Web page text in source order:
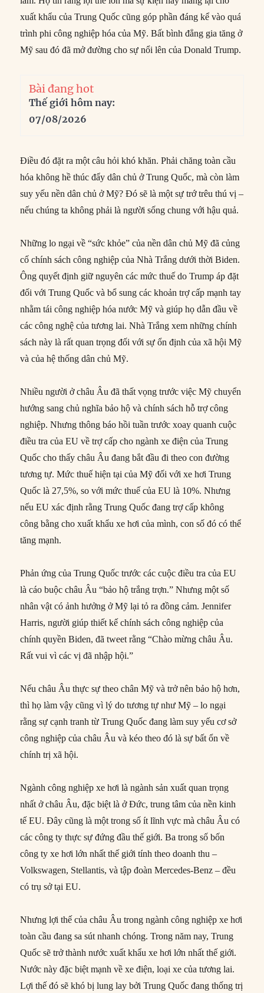
xuất khẩu của Trung Quốc cũng góp phần đáng kể vào quá
trình phi công nghiệp hóa của Mỹ. Bất bình đẳng gia tăng ở
Mỹ sau đó đã mở đường cho sự nổi lên của Donald Trump.
Bài đang hot
Thế giới hôm nay:
07/08/2026
Điều đó đặt ra một câu hỏi khó khăn. Phải chăng toàn cầu
hóa không hề thúc đẩy dân chủ ở Trung Quốc, mà còn làm
suy yếu nền dân chủ ở Mỹ? Đó sẽ là một sự trớ trêu thú vị –
nếu chúng ta không phải là người sống chung với hậu quả.
Những lo ngại về “sức khỏe” của nền dân chủ Mỹ đã củng
cố chính sách công nghiệp của Nhà Trắng dưới thời Biden.
Ông quyết định giữ nguyên các mức thuế do Trump áp đặt
đối với Trung Quốc và bổ sung các khoản trợ cấp mạnh tay
nhằm tái công nghiệp hóa nước Mỹ và giúp họ dẫn đầu về
các công nghệ của tương lai. Nhà Trắng xem những chính
sách này là rất quan trọng đối với sự ổn định của xã hội Mỹ
và của hệ thống dân chủ Mỹ.
Nhiều người ở châu Âu đã thất vọng trước việc Mỹ chuyển
hướng sang chủ nghĩa bảo hộ và chính sách hỗ trợ công
nghiệp. Nhưng thông báo hồi tuần trước xoay quanh cuộc
điều tra của EU về trợ cấp cho ngành xe điện của Trung
Quốc cho thấy châu Âu đang bắt đầu đi theo con đường
tương tự. Mức thuế hiện tại của Mỹ đối với xe hơi Trung
Quốc là 27,5%, so với mức thuế của EU là 10%. Nhưng
nếu EU xác định rằng Trung Quốc đang trợ cấp không
công bằng cho xuất khẩu xe hơi của mình, con số đó có thể
tăng mạnh.
Phản ứng của Trung Quốc trước các cuộc điều tra của EU
là cáo buộc châu Âu “bảo hộ trắng trợn.” Nhưng một số
nhân vật có ảnh hưởng ở Mỹ lại tỏ ra đồng cảm. Jennifer
Harris, người giúp thiết kế chính sách công nghiệp của
chính quyền Biden, đã tweet rằng “Chào mừng châu Âu.
Rất vui vì các vị đã nhập hội.”
Nếu châu Âu thực sự theo chân Mỹ và trở nên bảo hộ hơn,
thì họ làm vậy cũng vì lý do tương tự như Mỹ – lo ngại
rằng sự cạnh tranh từ Trung Quốc đang làm suy yếu cơ sở
công nghiệp của châu Âu và kéo theo đó là sự bất ổn về
chính trị xã hội.
Ngành công nghiệp xe hơi là ngành sản xuất quan trọng
nhất ở châu Âu, đặc biệt là ở Đức, trung tâm của nền kinh
tế EU. Đây cũng là một trong số ít lĩnh vực mà châu Âu có
các công ty thực sự đứng đầu thế giới. Ba trong số bốn
công ty xe hơi lớn nhất thế giới tính theo doanh thu –
Volkswagen, Stellantis, và tập đoàn Mercedes-Benz – đều
có trụ sở tại EU.
Nhưng lợi thế của châu Âu trong ngành công nghiệp xe hơi
toàn cầu đang sa sút nhanh chóng. Trong năm nay, Trung
Quốc sẽ trở thành nước xuất khẩu xe hơi lớn nhất thế giới.
Nước này đặc biệt mạnh về xe điện, loại xe của tương lai.
Lợi thế đó sẽ khó bị lung lay bởi Trung Quốc đang thống trị